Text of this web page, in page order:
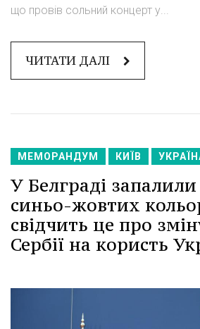
що провів сольний концерт у...
ЧИТАТИ ДАЛІ
МЕМОРАНДУМ КИЇВ
У Белграді запалили
синьо-жовтих
свідчить це про
Сербії на користь